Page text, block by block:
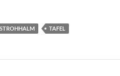
STROHHALM TAFEL